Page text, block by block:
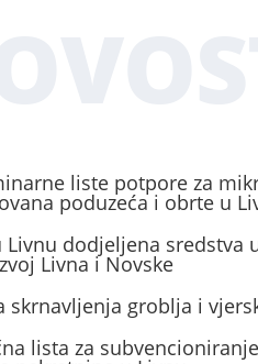
liste potpore za
poduzeća i obrte u
Livnu dodjeljena sredstva
Livna i Novske
skrnavljenja groblja i
lista za